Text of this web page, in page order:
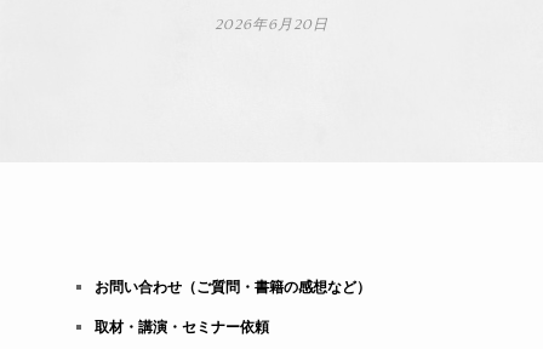
2026年6月20日
お問い合わせ（ご質問・書籍の感想など）
取材・講演・セミナー依頼